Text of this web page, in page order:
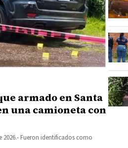
armado en Santa
una camioneta con
Fueron identificados como